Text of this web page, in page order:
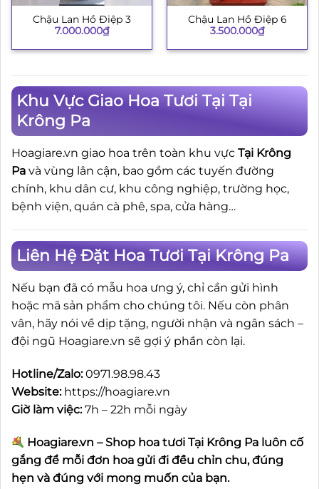
Chậu Lan Hồ Điệp 3
7.000.000₫
Chậu Lan Hồ Điệp 6
3.500.000₫
Khu Vực Giao Hoa Tươi Tại Tại
Krông Pa
Hoagiare.vn giao hoa trên toàn khu vực Tại Krông
Pa và vùng lân cận, bao gồm các tuyến đường
chính, khu dân cư, khu công nghiệp, trường học,
bệnh viện, quán cà phê, spa, cửa hàng…
Liên Hệ Đặt Hoa Tươi Tại Krông Pa
Nếu bạn đã có mẫu hoa ưng ý, chỉ cần gửi hình
hoặc mã sản phẩm cho chúng tôi. Nếu còn phân
vân, hãy nói về dịp tặng, người nhận và ngân sách –
đội ngũ Hoagiare.vn sẽ gợi ý phần còn lại.
Hotline/Zalo:0971.98.98.43
Website: https://hoagiare.vn
Giờ làm việc:7h – 22h mỗi ngày
Hoagiare.vn – Shop hoa tươi Tại Krông Pa luôn cố
gắng để mỗi đơn hoa gửi đi đều chỉn chu, đúng
hẹn và đúng với mong muốn của bạn.